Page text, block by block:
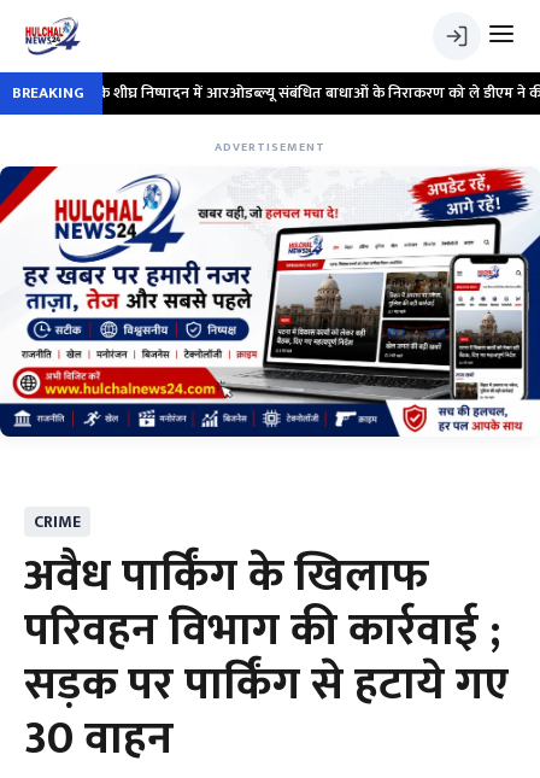
BREAKING
के शीघ्र निष्पादन में आरओडब्ल्यू संबंधित बाधाओं के निराकरण को ले डीएम ने की समीक्षा
ADVERTISEMENT
CRIME
अवैध पार्किंग के खिलाफ
परिवहन विभाग की कार्रवाई ;
सड़क पर पार्किंग से हटाये गए
30 वाहन